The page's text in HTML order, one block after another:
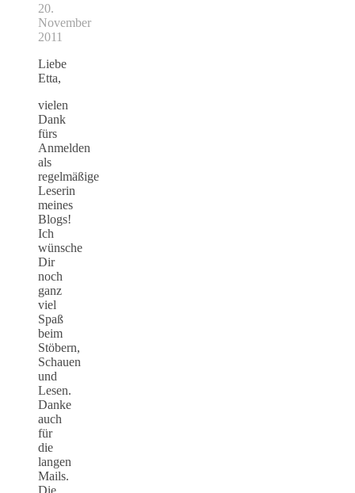
20.
November
2011
Liebe
Etta,
vielen
Dank
fürs
Anmelden
als
regelmäßige
Leserin
meines
Blogs!
Ich
wünsche
Dir
noch
ganz
viel
Spaß
beim
Stöbern,
Schauen
und
Lesen.
Danke
auch
für
die
langen
Mails.
Die